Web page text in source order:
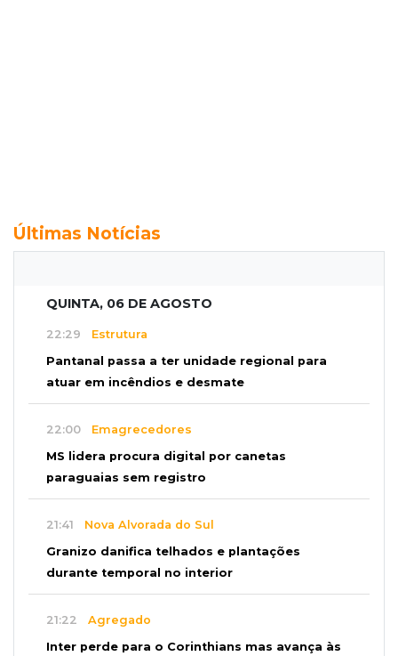
Últimas Notícias
QUINTA, 06 DE AGOSTO
22:29 Estrutura
Pantanal passa a ter unidade regional para
atuar em incêndios e desmate
22:00 Emagrecedores
MS lidera procura digital por canetas
paraguaias sem registro
21:41 Nova Alvorada do Sul
Granizo danifica telhados e plantações
durante temporal no interior
21:22 Agregado
Inter perde para o Corinthians mas avança às